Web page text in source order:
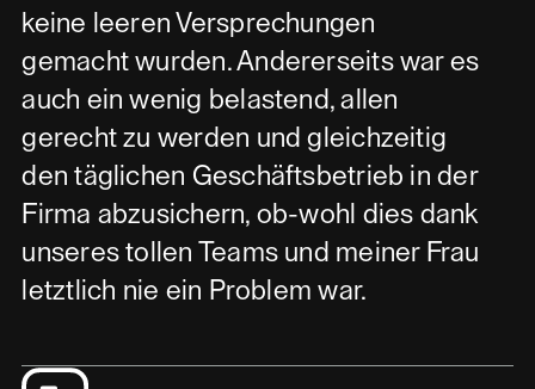
keine leeren Versprechungen
gemacht wurden. Andererseits war es
auch ein wenig belastend, allen
gerecht zu werden und gleichzeitig
den täglichen Geschäftsbetrieb in der
Firma abzusichern, ob-wohl dies dank
unseres tollen Teams und meiner Frau
letztlich nie ein Problem war.